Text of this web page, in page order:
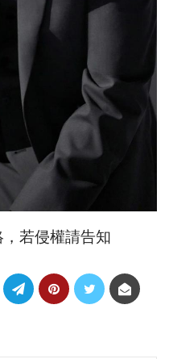
若侵權請告知